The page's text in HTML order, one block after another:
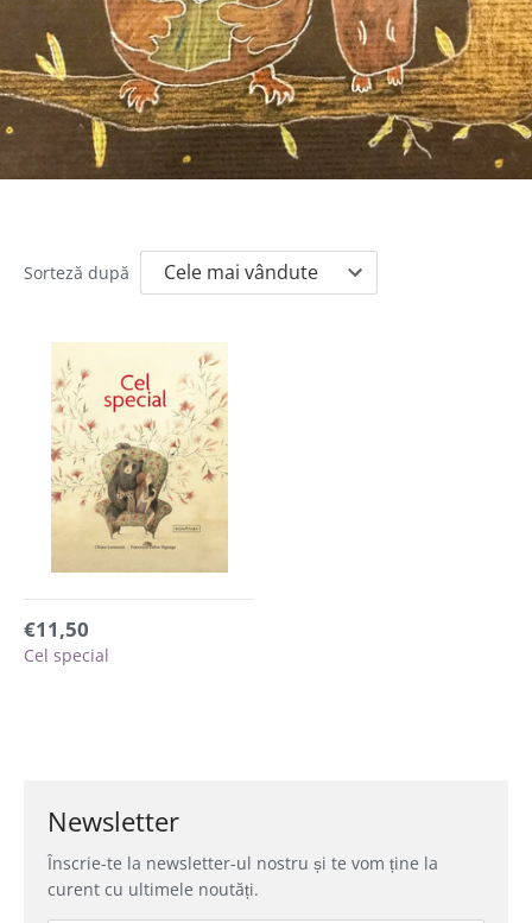
Sorteză după
€11,50
Cel special
Newsletter
Înscrie-te la newsletter-ul nostru și te vom ține la
curent cu ultimele noutăți.